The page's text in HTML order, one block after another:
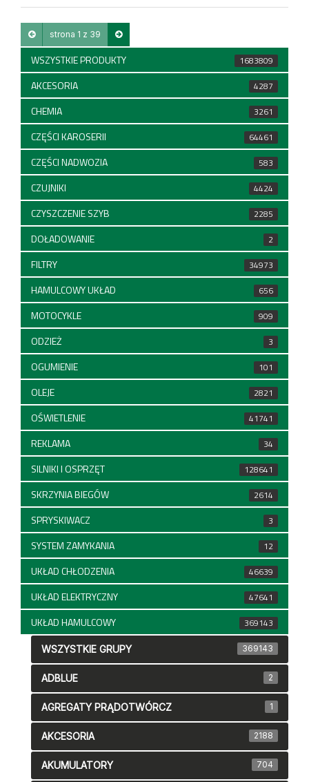
strona 1 z 39
WSZYSTKIE PRODUKTY 1683809
AKCESORIA 4287
CHEMIA 3261
CZĘŚCI KAROSERII 64461
CZĘŚCI NADWOZIA 583
CZUJNIKI 4424
CZYSZCZENIE SZYB 2285
DOŁADOWANIE 2
FILTRY 34973
HAMULCOWY UKŁAD 656
MOTOCYKLE 909
ODZIEŻ 3
OGUMIENIE 101
OLEJE 2821
OŚWIETLENIE 41741
REKLAMA 34
SILNIKI I OSPRZĘT 128641
SKRZYNIA BIEGÓW 2614
SPRYSKIWACZ 3
SYSTEM ZAMYKANIA 12
UKŁAD CHŁODZENIA 46639
UKŁAD ELEKTRYCZNY 47641
UKŁAD HAMULCOWY 369143
WSZYSTKIE GRUPY 369143
ADBLUE 2
AGREGATY PRĄDOTWÓRCZ 1
AKCESORIA 2188
AKUMULATORY 704